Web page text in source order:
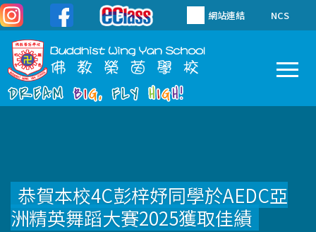
移至主內容 網站連結 NCS
恭賀本校4C彭梓妤同學於AEDC亞
洲精英舞蹈大賽2025獲取佳績